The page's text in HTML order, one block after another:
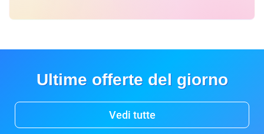
Ultime offerte del giorno
Vedi tutte